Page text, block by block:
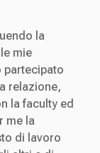
la
mie
partecipato
relazione,
la faculty ed
me la
di lavoro